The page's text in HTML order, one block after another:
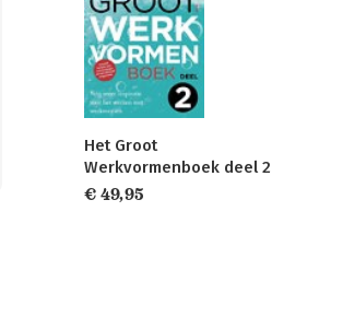
Het Groot
Werkvormenboek deel 2
€ 49,95